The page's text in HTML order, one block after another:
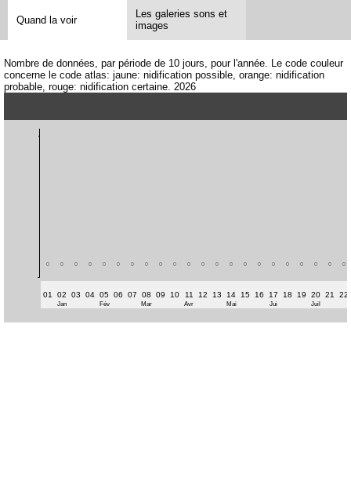
Quand la voir
Les galeries sons et
images
Nombre de données, par période de 10 jours, pour l'année. Le code couleur
concerne le code atlas: jaune: nidification possible, orange: nidification
probable, rouge: nidification certaine. 2026
0 0 0 0 0 0 0 0 0 0 0 0 0 0 0 0 0 0 0 0 0 0
01 02 03 04 05 06 07 08 09 10 11 12 13 14 15 16 17 18 19 20 21 22
Jan Fév Mar Avr Mai Jui Juil